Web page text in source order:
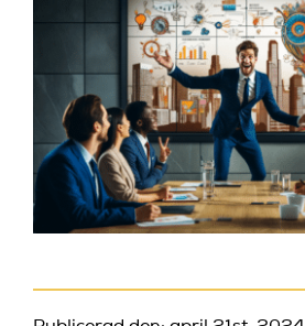
Mitt konto